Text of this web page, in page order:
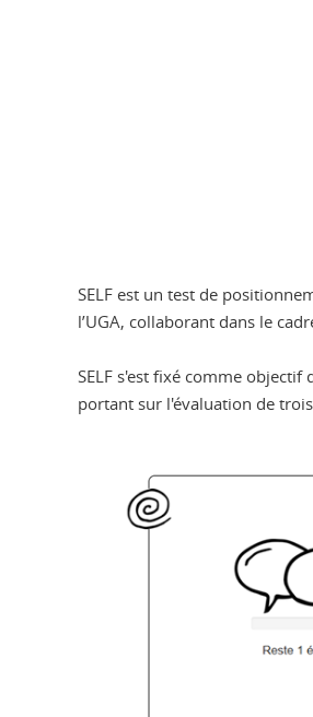
SELF est un test de
l’UGA, collaborant dans le
SELF s'est fixé comme
portant sur l'évaluation de